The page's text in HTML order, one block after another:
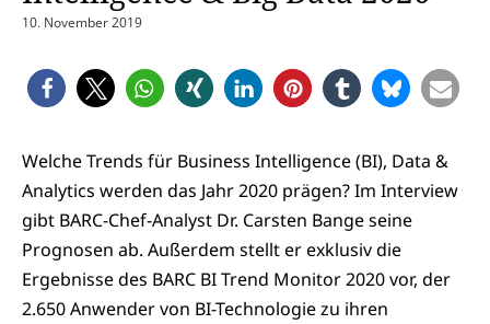
10. November 2019
Welche Trends für Business Intelligence (BI), Data &
Analytics werden das Jahr 2020 prägen? Im Interview
gibt BARC-Chef-Analyst Dr. Carsten Bange seine
Prognosen ab. Außerdem stellt er exklusiv die
Ergebnisse des BARC BI Trend Monitor 2020 vor, der
2.650 Anwender von BI-Technologie zu ihren